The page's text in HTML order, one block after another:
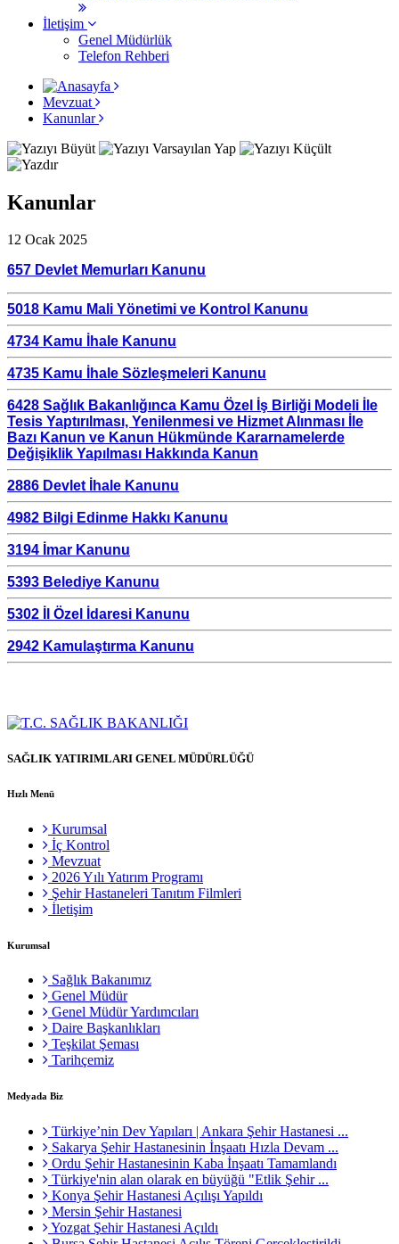
İletişim
Genel Müdürlük
Telefon Rehberi
Mevzuat
Kanunlar
Kanunlar
12 Ocak 2025
657 Devlet Memurları Kanunu
5018 Kamu Mali Yönetimi ve Kontrol Kanunu
4734 Kamu İhale Kanunu
4735 Kamu İhale Sözleşmeleri Kanunu
6428 Sağlık Bakanlığınca Kamu Özel İş Birliği Modeli İle
Tesis Yaptırılması, Yenilenmesi ve Hizmet Alınması İle
Bazı Kanun ve Kanun Hükmünde Kararnamelerde
Değişiklik Yapılması Hakkında Kanun
2886 Devlet İhale Kanunu
4982 Bilgi Edinme Hakkı Kanunu
3194 İmar Kanunu
5393 Belediye Kanunu
5302 İl Özel İdaresi Kanunu
2942 Kamulaştırma Kanunu
SAĞLIK YATIRIMLARI GENEL MÜDÜRLÜĞÜ
Hızlı Menü
Kurumsal
İç Kontrol
Mevzuat
2026 Yılı Yatırım Programı
Şehir Hastaneleri Tanıtım Filmleri
İletişim
Kurumsal
Sağlık Bakanımız
Genel Müdür
Genel Müdür Yardımcıları
Daire Başkanlıkları
Teşkilat Şeması
Tarihçemiz
Medyada Biz
Türkiye’nin Dev Yapıları | Ankara Şehir Hastanesi ...
Sakarya Şehir Hastanesinin İnşaatı Hızla Devam ...
Ordu Şehir Hastanesinin Kaba İnşaatı Tamamlandı
Türkiye'nin alan olarak en büyüğü "Etlik Şehir ...
Konya Şehir Hastanesi Açılışı Yapıldı
Mersin Şehir Hastanesi
Yozgat Şehir Hastanesi Açıldı